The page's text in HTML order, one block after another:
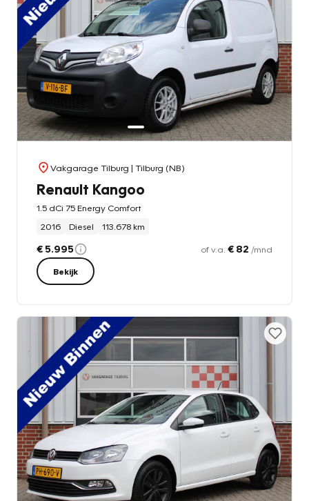
Vakgarage Tilburg | Tilburg (NB)
Renault Kangoo
1.5 dCi 75 Energy Comfort
2016
Diesel 113.678 km
€ 5.995 of v.a. € 82 /mnd
Bekijk